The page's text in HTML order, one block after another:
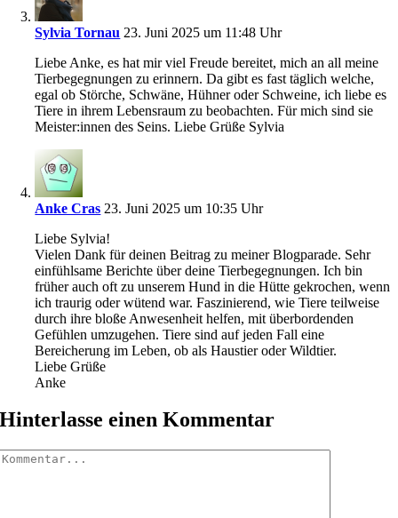
Sylvia Tornau 23. Juni 2025 um 11:48 Uhr
Liebe Anke, es hat mir viel Freude bereitet, mich an all meine
Tierbegegnungen zu erinnern. Da gibt es fast täglich welche,
egal ob Störche, Schwäne, Hühner oder Schweine, ich liebe es
Tiere in ihrem Lebensraum zu beobachten. Für mich sind sie
Meister:innen des Seins. Liebe Grüße Sylvia
Anke Cras 23. Juni 2025 um 10:35 Uhr
Liebe Sylvia!
Vielen Dank für deinen Beitrag zu meiner Blogparade. Sehr
einfühlsame Berichte über deine Tierbegegnungen. Ich bin
früher auch oft zu unserem Hund in die Hütte gekrochen, wenn
ich traurig oder wütend war. Faszinierend, wie Tiere teilweise
durch ihre bloße Anwesenheit helfen, mit überbordenden
Gefühlen umzugehen. Tiere sind auf jeden Fall eine
Bereicherung im Leben, ob als Haustier oder Wildtier.
Liebe Grüße
Anke
Hinterlasse einen Kommentar